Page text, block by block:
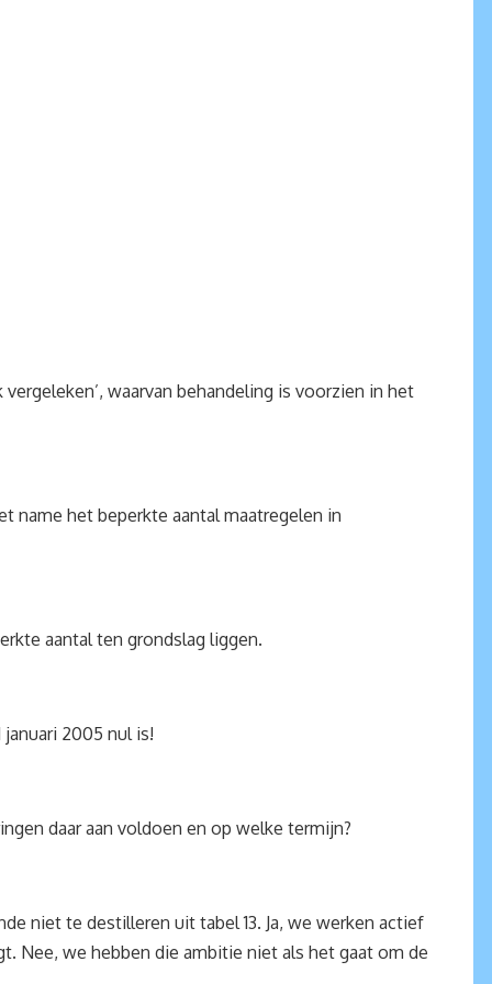
waarvan behandeling is voorzien in het
name het beperkte aantal maatregelen in
aantal ten grondslag liggen.
2005 nul is!
daar aan voldoen en op welke termijn?
niet te destilleren uit tabel 13. Ja, we werken actief
Nee, we hebben die ambitie niet als het gaat om de